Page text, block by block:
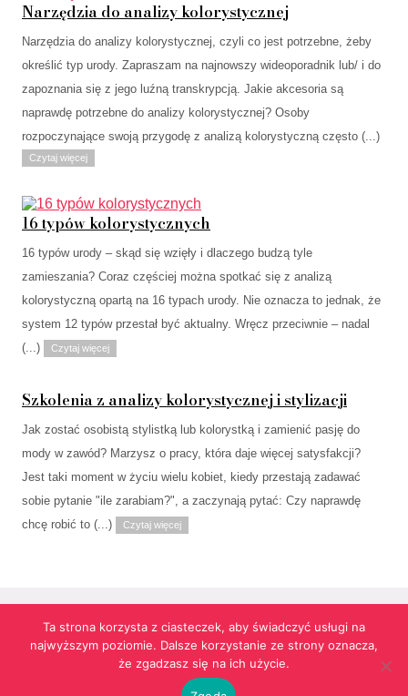
Narzędzia do analizy kolorystycznej
Narzędzia do analizy kolorystycznej, czyli co jest potrzebne, żeby
określić typ urody. Zapraszam na najnowszy wideoporadnik lub/ i do
zapoznania się z jego luźną transkrypcją. Jakie akcesoria są
naprawdę potrzebne do analizy kolorystycznej? Osoby
rozpoczynające swoją przygodę z analizą kolorystyczną często (...)
Czytaj więcej
16 typów kolorystycznych
16 typów urody – skąd się wzięły i dlaczego budzą tyle
zamieszania? Coraz częściej można spotkać się z analizą
kolorystyczną opartą na 16 typach urody. Nie oznacza to jednak, że
system 12 typów przestał być aktualny. Wręcz przeciwnie – nadal
(...)
Czytaj więcej
Szkolenia z analizy kolorystycznej i stylizacji
Jak zostać osobistą stylistką lub kolorystką i zamienić pasję do
mody w zawód? Marzysz o pracy, która daje więcej satysfakcji?
Jest taki moment w życiu wielu kobiet, kiedy przestają zadawać
sobie pytanie "ile zarabiam?", a zaczynają pytać: Czy naprawdę
chcę robić to (...)
Czytaj więcej
Ta strona korzysta z ciasteczek, aby świadczyć usługi na
najwyższym poziomie. Dalsze korzystanie ze strony oznacza,
że zgadzasz się na ich użycie.
Strona korzysta z informacji przechowywanych w plikach cookies w celach
funkcjonalnych oraz statystycznych.
agencja reklamowa Gliwice